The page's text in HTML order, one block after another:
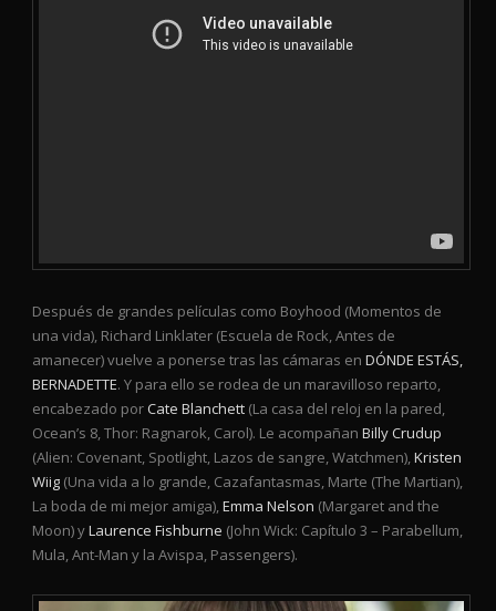
Después de grandes películas como Boyhood (Momentos de
una vida), Richard Linklater (Escuela de Rock, Antes de
amanecer) vuelve a ponerse tras las cámaras en DÓNDE ESTÁS,
BERNADETTE. Y para ello se rodea de un maravilloso reparto,
encabezado porCate Blanchett (La casa del reloj en la pared,
Ocean’s 8, Thor: Ragnarok, Carol). Le acompañan Billy Crudup
(Alien: Covenant, Spotlight, Lazos de sangre, Watchmen),Kristen
Wiig (Una vida a lo grande, Cazafantasmas, Marte (The Martian),
La boda de mi mejor amiga),Emma Nelson (Margaret and the
Moon) yLaurence Fishburne (John Wick: Capítulo 3 – Parabellum,
Mula, Ant-Man y la Avispa, Passengers).